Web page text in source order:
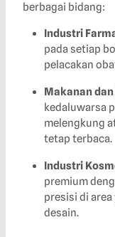
berbagai bidang:
Industri
pada setiap
pelacakan
Makanan
kedaluwarsa
melengkung
tetap terbaca.
Industri
premium
presisi di
desain.